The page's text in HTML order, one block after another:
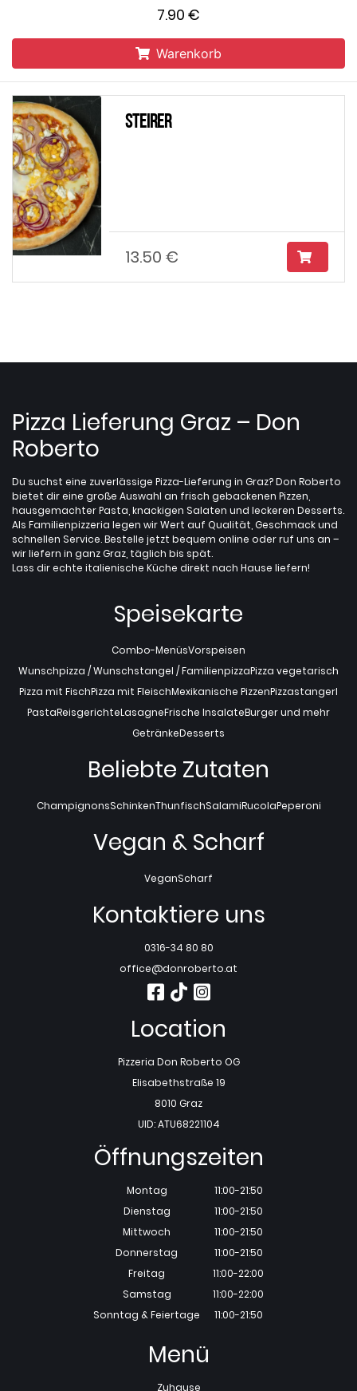
7.90 €
Warenkorb
Steirer
13.50 €
Pizza Lieferung Graz – Don
Roberto
Du suchst eine zuverlässige Pizza-Lieferung in Graz? Don Roberto
bietet dir eine große Auswahl an frisch gebackenen Pizzen,
hausgemachter Pasta, knackigen Salaten und leckeren Desserts.
Als Familienpizzeria legen wir Wert auf Qualität, Geschmack und
schnellen Service. Bestelle jetzt bequem online oder ruf uns an –
wir liefern in ganz Graz, täglich bis spät.
Lass dir echte italienische Küche direkt nach Hause liefern!
Speisekarte
Combo-MenüsVorspeisen
Wunschpizza / Wunschstangel / FamilienpizzaPizza vegetarisch
Pizza mit FischPizza mit FleischMexikanische PizzenPizzastangerl
PastaReisgerichteLasagneFrische InsalateBurger und mehr
GetränkeDesserts
Beliebte Zutaten
ChampignonsSchinkenThunfischSalamiRucolaPeperoni
Vegan & Scharf
VeganScharf
Kontaktiere uns
0316-34 80 80
office@donroberto.at
Location
Pizzeria Don Roberto OG
Elisabethstraße 19
8010 Graz
UID: ATU68221104
Öffnungszeiten
Montag
Dienstag
Mittwoch
Donnerstag
Freitag
Samstag
Sonntag & Feiertage
11:00-21:50
11:00-21:50
11:00-21:50
11:00-21:50
11:00-22:00
11:00-22:00
11:00-21:50
Menü
Zuhause